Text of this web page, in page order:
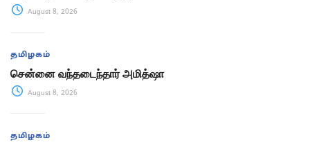
August 8, 2026
தமிழகம்
சென்னை வந்தடைந்தார் அமித்ஷா
August 8, 2026
தமிழகம்